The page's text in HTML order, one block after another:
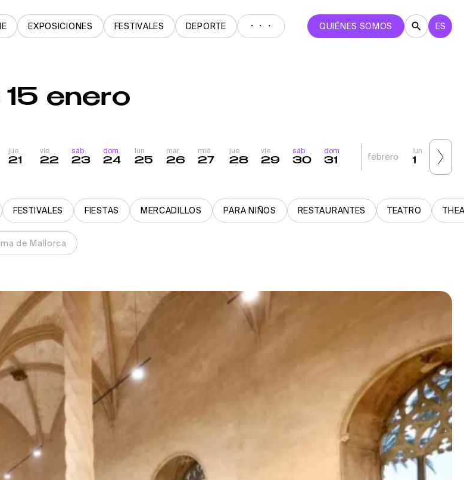
EXPOSICIONES FESTIVALES DEPORTE ・・・ QUIÉNES SOMOS ES
enero
jue
21
vie
22
sáb
23
dom
24
lun
25
mar
26
mié
27
jue
28
vie
29
sáb
30
dom
31 febrero
lun
1
FESTIVALES FIESTAS MERCADILLOS PARA NIÑOS RESTAURANTES TEATRO
de Mallorca